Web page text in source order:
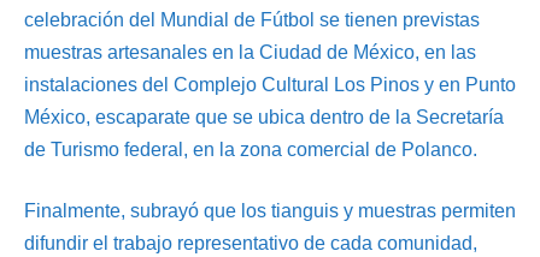
celebración del Mundial de Fútbol se tienen previstas
muestras artesanales en la Ciudad de México, en las
instalaciones del Complejo Cultural Los Pinos y en Punto
México, escaparate que se ubica dentro de la Secretaría
de Turismo federal, en la zona comercial de Polanco.
Finalmente, subrayó que los tianguis y muestras permiten
difundir el trabajo representativo de cada comunidad,